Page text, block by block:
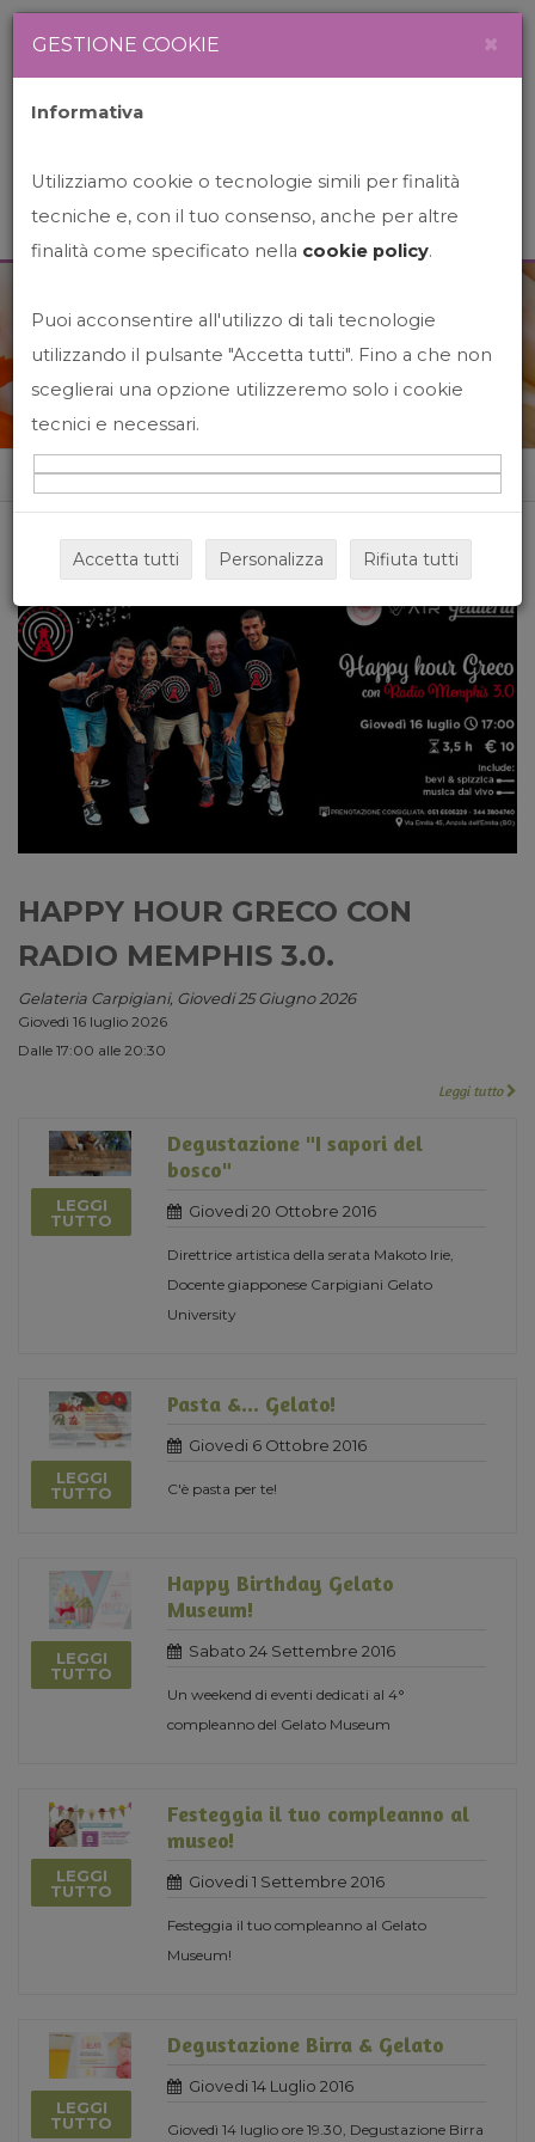
News&Events
Home News&events
HAPPY HOUR GRECO CON
RADIO MEMPHIS 3.0.
Gelateria Carpigiani, Giovedi 25 Giugno 2026
Giovedì 16 luglio 2026
Dalle 17:00 alle 20:30
Leggi tutto
LEGGI
TUTTO
Degustazione "I sapori del
bosco"
Giovedi 20 Ottobre 2016
Direttrice artistica della serata Makoto Irie,
Docente giapponese Carpigiani Gelato
University
LEGGI
TUTTO
Pasta &... Gelato!
Giovedi 6 Ottobre 2016
C'è pasta per te!
LEGGI
TUTTO
Happy Birthday Gelato
Museum!
Sabato 24 Settembre 2016
Un weekend di eventi dedicati al 4°
compleanno del Gelato Museum
LEGGI
TUTTO
Festeggia il tuo compleanno al
museo!
Giovedi 1 Settembre 2016
Festeggia il tuo compleanno al Gelato
Museum!
LEGGI
TUTTO
Degustazione Birra & Gelato
Giovedi 14 Luglio 2016
Giovedì 14 luglio ore 19.30, Degustazione Birra
GESTIONE COOKIE ×
Informativa
Utilizziamo cookie o tecnologie simili per finalità
tecniche e, con il tuo consenso, anche per altre
finalità come specificato nella cookie policy.
Puoi acconsentire all'utilizzo di tali tecnologie
utilizzando il pulsante "Accetta tutti". Fino a che non
sceglierai una opzione utilizzeremo solo i cookie
tecnici e necessari.
Accetta tutti Personalizza Rifiuta tutti